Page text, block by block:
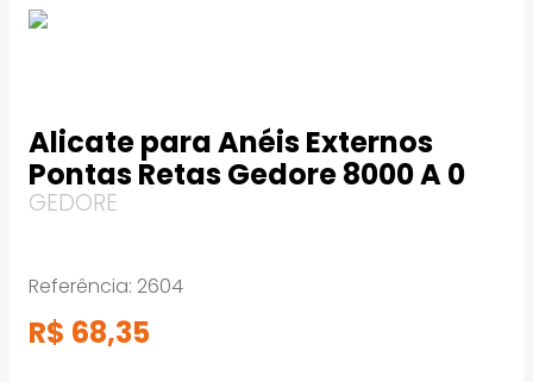
Alicate para Anéis Externos
Pontas Retas Gedore 8000 A 0
GEDORE
Referência: 2604
R$ 68,35